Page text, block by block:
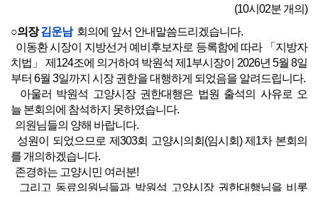
(10시02분 개의)
○의장김운남회의에 앞서 안내말씀드리겠습니다.
이동환 시장이 지방선거 예비후보자로 등록함에 따라 「지방자
치법」 제124조에 의거하여 박원석 제1부시장이 2026년 5월 8일
부터 6월 3일까지 시장 권한을 대행하게 되었음을 알려드립니다.
아울러 박원석 고양시장 권한대행은 법원 출석의 사유로 오
늘 본회의에 참석하지 못하였습니다.
의원님들의 양해 바랍니다.
성원이 되었으므로 제303회 고양시의회(임시회) 제1차 본회의
를 개의하겠습니다.
존경하는 고양시민 여러분!
그리고 동료의원님들과 박원석 고양시장 권한대행님을 비롯